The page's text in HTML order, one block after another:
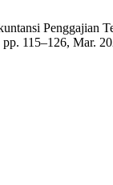
Penggajian
115–126, Mar.